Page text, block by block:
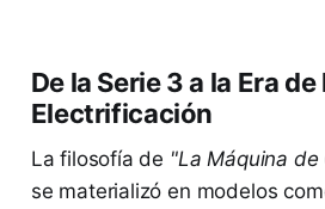
De la Serie 3 a la Era de
Electrificación
La filosofía de "La Máquina
se materializó en modelos